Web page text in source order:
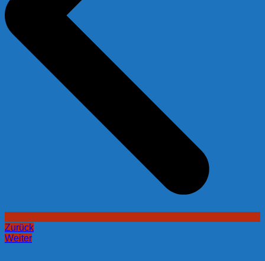
Zurück
Weiter